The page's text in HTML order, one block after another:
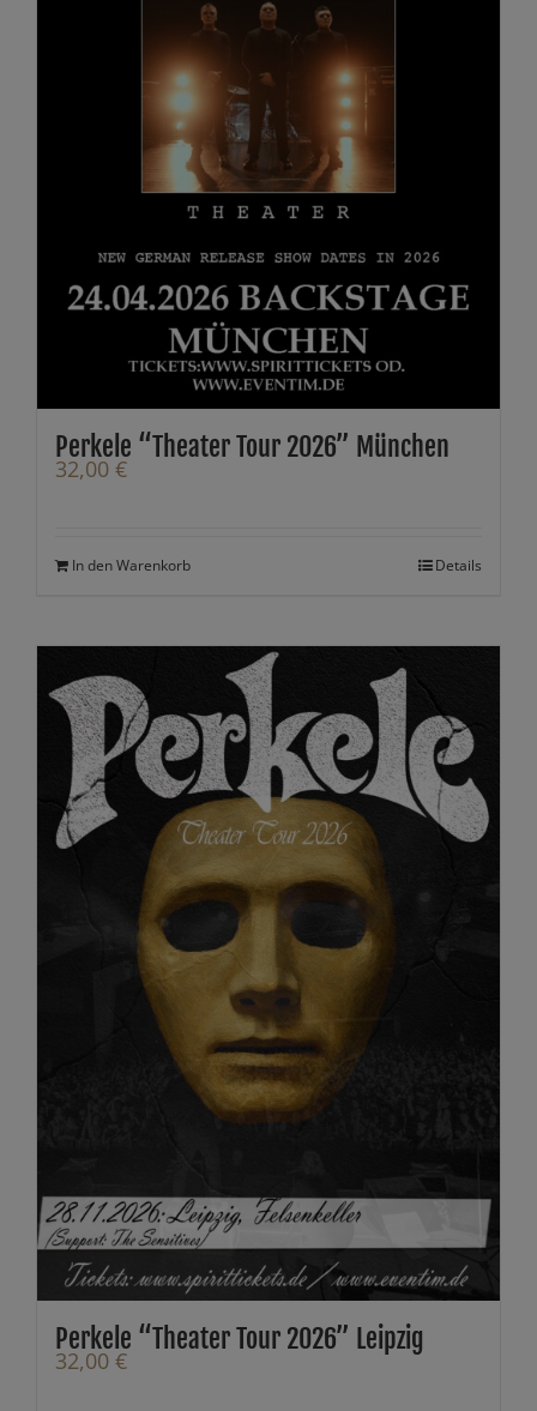
Perkele “Theater Tour 2026” München
32,00 €
In den Warenkorb Details
Perkele “Theater Tour 2026” Leipzig
32,00 €